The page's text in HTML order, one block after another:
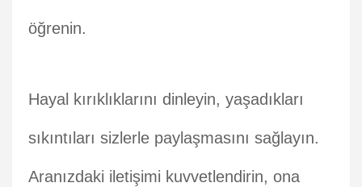
öğrenin.
Hayal kırıklıklarını dinleyin, yaşadıkları
sıkıntıları sizlerle paylaşmasını sağlayın.
Aranızdaki iletişimi kuvvetlendirin, ona